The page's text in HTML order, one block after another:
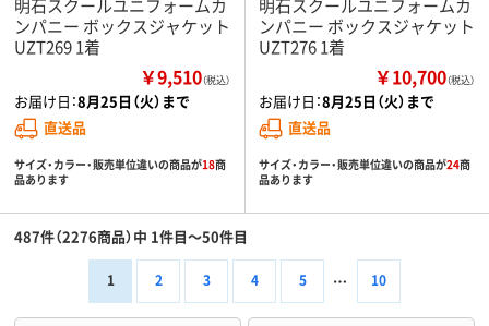
明石スクールユニフォームカ
ンパニー ボックスジャケット
UZT269 1着
￥9,510（税込）
お届け日：8月25日（火）まで
直送品
サイズ・カラー・販売単位違いの商品が18商
品あります
明石スクールユニフォームカ
ンパニー ボックスジャケット
UZT276 1着
￥10,700（税込）
お届け日：8月25日（火）まで
直送品
サイズ・カラー・販売単位違いの商品が24商
品あります
487件（2276商品）中 1件目～50件目
1 2 3 4 5 10